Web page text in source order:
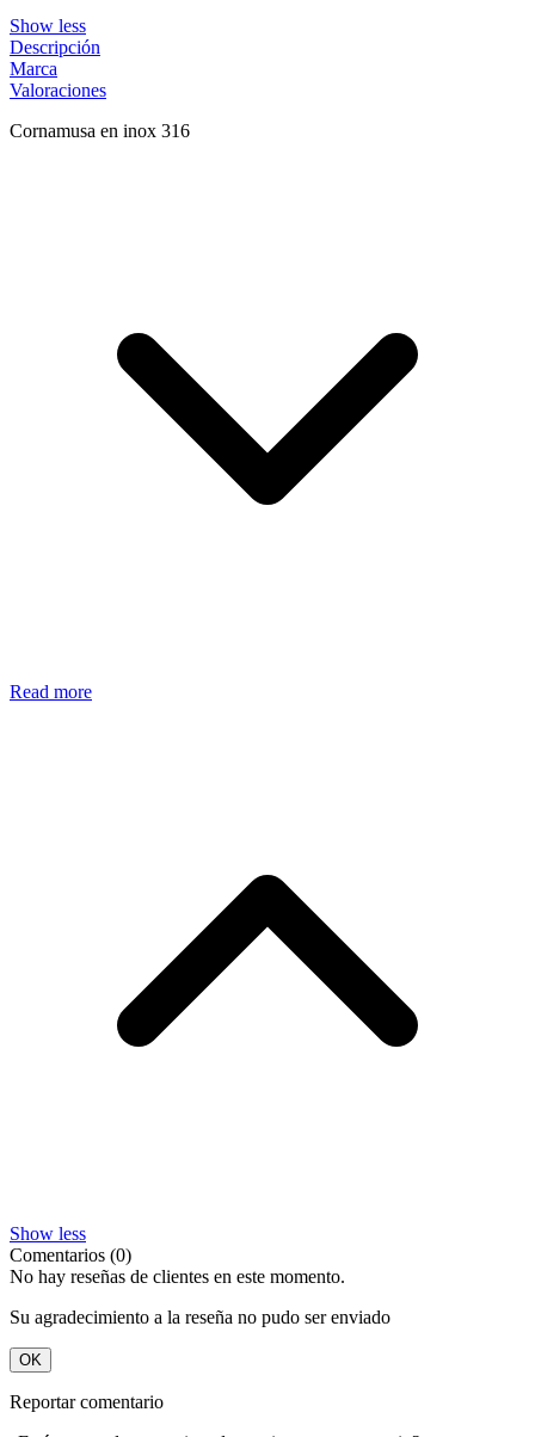
Show less
Descripción
Marca
Valoraciones
Cornamusa en inox 316
Read more
Show less
Comentarios (0)
No hay reseñas de clientes en este momento.
Su agradecimiento a la reseña no pudo ser enviado
OK
Reportar comentario